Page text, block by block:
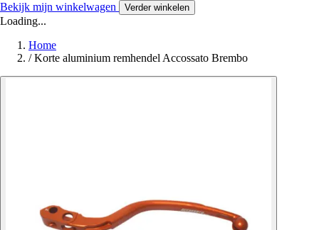
Bekijk mijn winkelwagen Verder winkelen
Loading...
Home
/ Korte aluminium remhendel Accossato Brembo